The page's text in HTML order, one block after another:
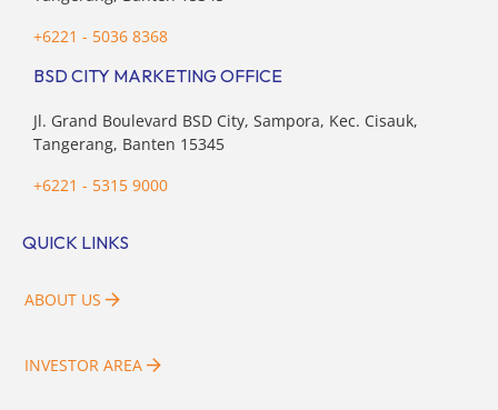
+6221 - 5036 8368
BSD CITY MARKETING OFFICE
Jl. Grand Boulevard BSD City, Sampora, Kec. Cisauk,
Tangerang, Banten 15345
+6221 - 5315 9000
QUICK LINKS
ABOUT US
INVESTOR AREA